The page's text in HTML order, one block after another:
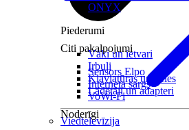
Citi pakalpojumi
Sensors Elpo
Interneta sargs
VoWi-Fi
Viedtelevīzija
ONYX
Piederumi
Vāki un ietvari
Irbuļi
Klaviatūras un peles
Lādētāji un adapteri
Noderīgi